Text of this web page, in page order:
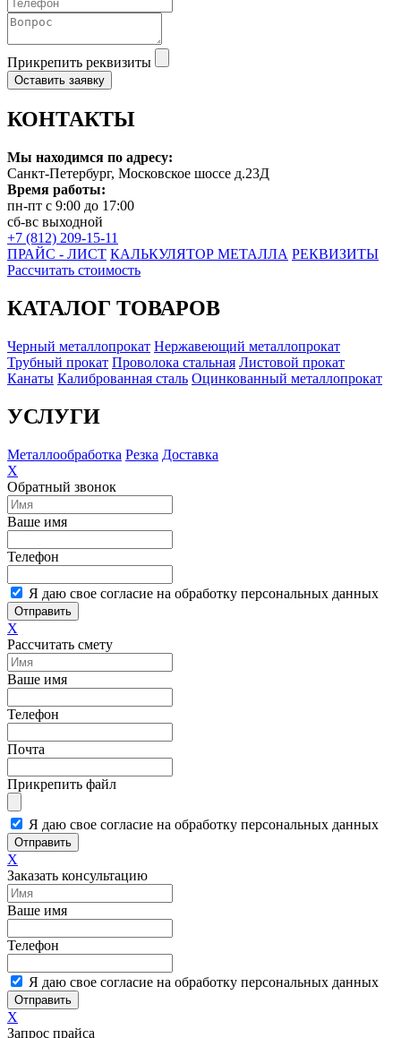
Прикрепить реквизиты
Оставить заявку
КОНТАКТЫ
Мы находимся по адресу:
Санкт-Петербург, Московское шоссе д.23Д
Время работы:
пн-пт с 9:00 до 17:00
сб-вс выходной
+7 (812) 209-15-11
ПРАЙС - ЛИСТ КАЛЬКУЛЯТОР МЕТАЛЛА РЕКВИЗИТЫ
Рассчитать стоимость
КАТАЛОГ ТОВАРОВ
Черный металлопрокат Нержавеющий металлопрокат
Трубный прокат Проволока стальная Листовой прокат
Канаты Калиброванная сталь Оцинкованный металлопрокат
УСЛУГИ
Металлообработка Резка Доставка
X
Обратный звонок
Ваше имя
Телефон
Я даю свое согласие на обработку персональных данных
Отправить
X
Рассчитать смету
Ваше имя
Телефон
Почта
Прикрепить файл
Я даю свое согласие на обработку персональных данных
Отправить
X
Заказать консультацию
Ваше имя
Телефон
Я даю свое согласие на обработку персональных данных
Отправить
X
Запрос прайса